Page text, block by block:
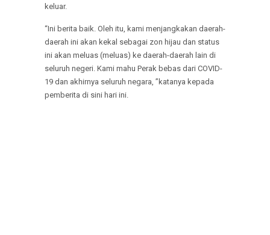
keluar.
“Ini berita baik. Oleh itu, kami menjangkakan daerah-
daerah ini akan kekal sebagai zon hijau dan status
ini akan meluas (meluas) ke daerah-daerah lain di
seluruh negeri. Kami mahu Perak bebas dari COVID-
19 dan akhirnya seluruh negara, ”katanya kepada
pemberita di sini hari ini.